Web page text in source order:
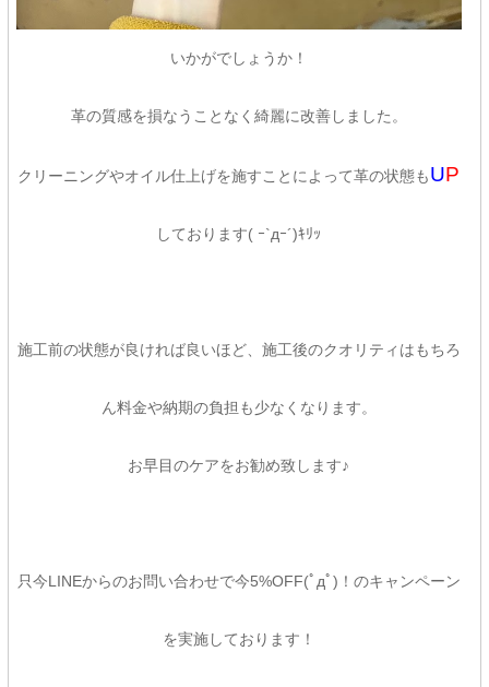
いかがでしょうか！
革の質感を損なうことなく綺麗に改善しました。
クリーニングやオイル仕上げを施すことによって革の状態もUP
しております( ｰ`дｰ´)ｷﾘｯ
施工前の状態が良ければ良いほど、施工後のクオリティはもちろ
ん料金や納期の負担も少なくなります。
お早目のケアをお勧め致します♪
只今LINEからのお問い合わせで今5%OFF(ﾟдﾟ)！のキャンペーン
を実施しております！